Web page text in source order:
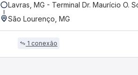
Lavras, MG - Terminal Dr. Maurício O.
São Lourenço, MG
1 conexão